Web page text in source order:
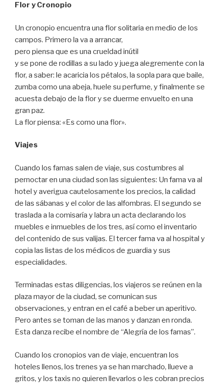
Flor y Cronopio
Un cronopio encuentra una flor solitaria en medio de los
campos. Primero la va a arrancar,
pero piensa que es una crueldad inútil
y se pone de rodillas a su lado y juega alegremente con la
flor, a saber: le acaricia los pétalos, la sopla para que baile,
zumba como una abeja, huele su perfume, y finalmente se
acuesta debajo de la flor y se duerme envuelto en una
gran paz.
La flor piensa: «Es como una flor».
Viajes
Cuando los famas salen de viaje, sus costumbres al
pernoctar en una ciudad son las siguientes: Un fama va al
hotel y averigua cautelosamente los precios, la calidad
de las sábanas y el color de las alfombras. El segundo se
traslada a la comisaría y labra un acta declarando los
muebles e inmuebles de los tres, así como el inventario
del contenido de sus valijas. El tercer fama va al hospital y
copia las listas de los médicos de guardia y sus
especialidades.
Terminadas estas diligencias, los viajeros se reúnen en la
plaza mayor de la ciudad, se comunican sus
observaciones, y entran en el café a beber un aperitivo.
Pero antes se toman de las manos y danzan en ronda.
Esta danza recibe el nombre de “Alegría de los famas”.
Cuando los cronopios van de viaje, encuentran los
hoteles llenos, los trenes ya se han marchado, llueve a
gritos, y los taxis no quieren llevarlos o les cobran precios